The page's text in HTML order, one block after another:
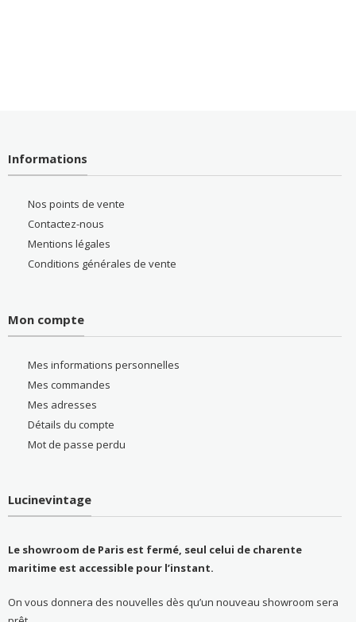
Informations
Nos points de vente
Contactez-nous
Mentions légales
Conditions générales de vente
Mon compte
Mes informations personnelles
Mes commandes
Mes adresses
Détails du compte
Mot de passe perdu
Lucinevintage
Le showroom de Paris est fermé, seul celui de charente
maritime est accessible pour l’instant.
On vous donnera des nouvelles dès qu’un nouveau showroom sera